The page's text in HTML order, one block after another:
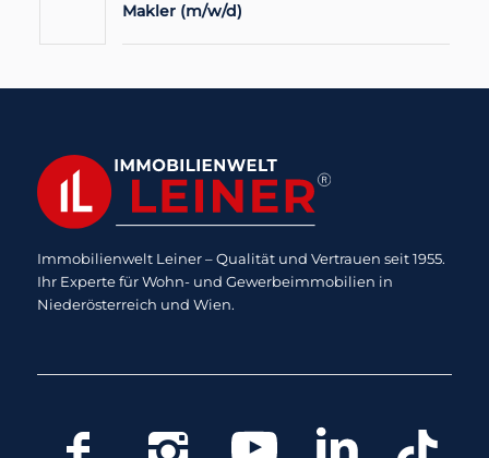
Makler (m/w/d)
Immobilienwelt Leiner – Qualität und Vertrauen seit 1955.
Ihr Experte für Wohn- und Gewerbeimmobilien in
Niederösterreich und Wien.